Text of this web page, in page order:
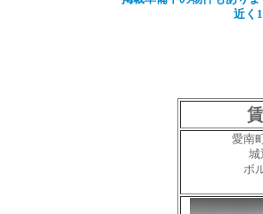
近く
愛南
城
ボ